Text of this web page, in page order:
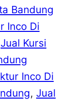
Bandung
Inco Di
Jual Kursi
Inco Di
, Jual